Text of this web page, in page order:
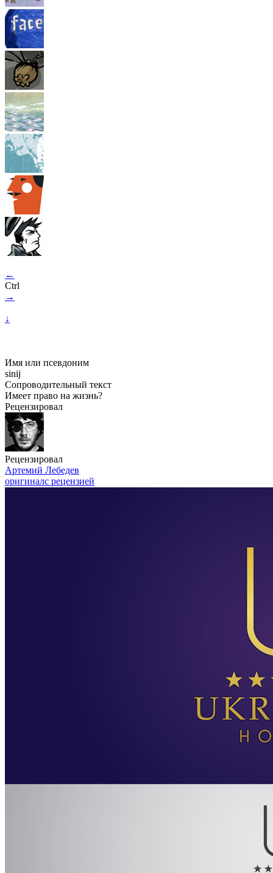
←
Ctrl
→
↓
Имя или псевдоним
sinij
Сопроводительный текст
Имеет право на жизнь?
Рецензировал
Рецензировал
Артемий Лебедев
оригиналс рецензией